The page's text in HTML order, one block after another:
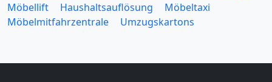
Möbellift
Haushaltsauflösung
Möbeltaxi
Möbelmitfahrzentrale
Umzugskartons